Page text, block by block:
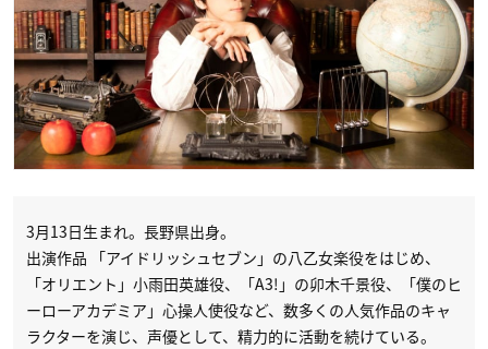
3月13日生まれ。長野県出身。
出演作品 「アイドリッシュセブン」の八乙女楽役をはじめ、
「オリエント」小雨田英雄役、「A3!」の卯木千景役、「僕のヒ
ーローアカデミア」心操人使役など、数多くの人気作品のキャ
ラクターを演じ、声優として、精力的に活動を続けている。